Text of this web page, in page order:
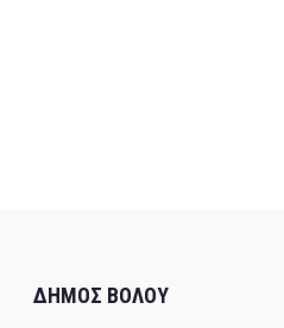
ΔΗΜΟΣ ΒΟΛΟΥ